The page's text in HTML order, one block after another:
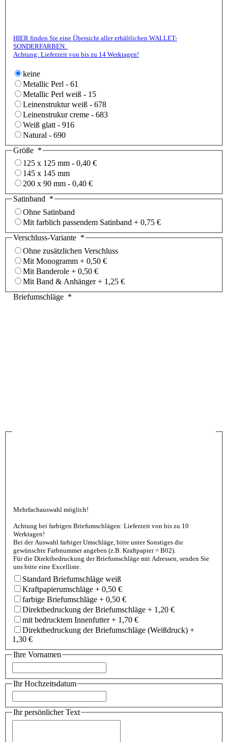
HIER finden Sie eine Übersicht aller erhältlichen WALLET-
SONDERFARBEN.
Achtung: Lieferzeit von bis zu 14 Werktagen!
keine
Metallic Perl - 61
Metallic Perl weiß - 15
Leinenstruktur weiß - 678
Leinenstrukur creme - 683
Weiß glatt - 916
Natural - 690
Größe *
125 x 125 mm - 0,40 €
145 x 145 mm
200 x 90 mm - 0,40 €
Satinband *
Ohne Satinband
Mit farblich passendem Satinband + 0,75 €
Verschluss-Variante *
Ohne zusätzlichen Verschluss
Mit Monogramm + 0,50 €
Mit Banderole + 0,50 €
Mit Band & Anhänger+ 1,25 €
Briefumschläge *
Mehrfachauswahl möglich!
Achtung bei farbigen Briefumschlägen: Lieferzeit von bis zu 10
Werktagen!
Bei der Auswahl farbiger Umschläge, bitte unter Sonstiges die
gewünschte Farbnummer angeben (z.B. Kraftpapier = B02).
Für die Direktbedruckung der Briefumschläge mit Adressen, senden Sie
uns bitte eine Excelliste.
Standard Briefumschläge weiß
Kraftpapierumschläge + 0,50 €
farbige Briefumschläge + 0,50 €
Direktbedruckung der Briefumschläge + 1,20 €
mit bedrucktem Innenfutter+ 1,70 €
Direktbedruckung der Briefumschläge (Weißdruck) +
1,30 €
Ihre Vornamen
Ihr Hochzeitsdatum
Ihr persönlicher Text